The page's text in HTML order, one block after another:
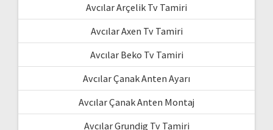
Avcılar Arçelik Tv Tamiri
Avcılar Axen Tv Tamiri
Avcılar Beko Tv Tamiri
Avcılar Çanak Anten Ayarı
Avcılar Çanak Anten Montaj
Avcılar Grundig Tv Tamiri